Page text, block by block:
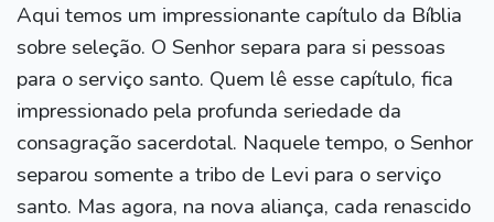
Aqui temos um impressionante capítulo da Bíblia
sobre seleção. O Senhor separa para si pessoas
para o serviço santo. Quem lê esse capítulo, fica
impressionado pela profunda seriedade da
consagração sacerdotal. Naquele tempo, o Senhor
separou somente a tribo de Levi para o serviço
santo. Mas agora, na nova aliança, cada renascido